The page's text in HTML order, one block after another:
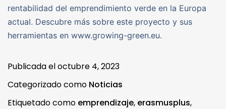
rentabilidad del emprendimiento verde en la Europa
actual. Descubre más sobre este proyecto y sus
herramientas en www.growing-green.eu.
Publicada eloctubre 4, 2023
Categorizado como Noticias
Etiquetado como emprendizaje, erasmusplus,